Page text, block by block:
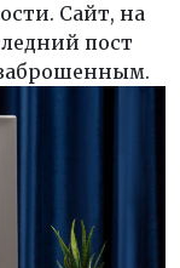
Сайт, на
пост